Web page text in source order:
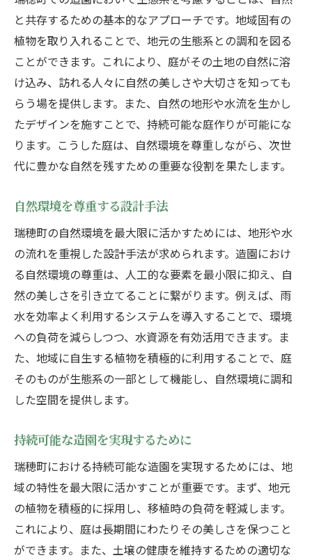
と共存するための基本的なアプローチです。地域固有の
植物を取り入れることで、地元の生態系との調和を図る
ことができます。これにより、庭がその土地の自然に溶
け込み、訪れる人々に自然の美しさや大切さを知っても
らう場を提供します。また、自然の地形や水流を生かし
たデザインを施すことで、持続可能な庭作りが可能にな
ります。こうした庭は、自然環境を尊重しながら、次世
代に豊かな自然を残すための重要な役割を果たします。
自然環境を尊重する設計手法
瑞穂町の自然環境を最大限に活かすためには、地形や水
の流れを重視した設計手法が求められます。造園におけ
る自然環境の尊重は、人工的な要素を最小限に抑え、自
然の美しさを引き立てることに繋がります。例えば、雨
水を効率よく利用するシステムを導入することで、環境
への負荷を減らしつつ、水資源を有効活用できます。ま
た、地域に自生する植物を積極的に利用することで、庭
そのものが生態系の一部として機能し、自然環境に調和
した空間を提供します。
持続可能な造園を実現するために
瑞穂町における持続可能な造園を実現するためには、地
域の特性を最大限に活かすことが重要です。まず、地元
の植物を積極的に採用し、移植時の負荷を軽減します。
これにより、庭は長期間にわたりその美しさを保つこと
ができます。また、土壌の健康を維持するための適切な